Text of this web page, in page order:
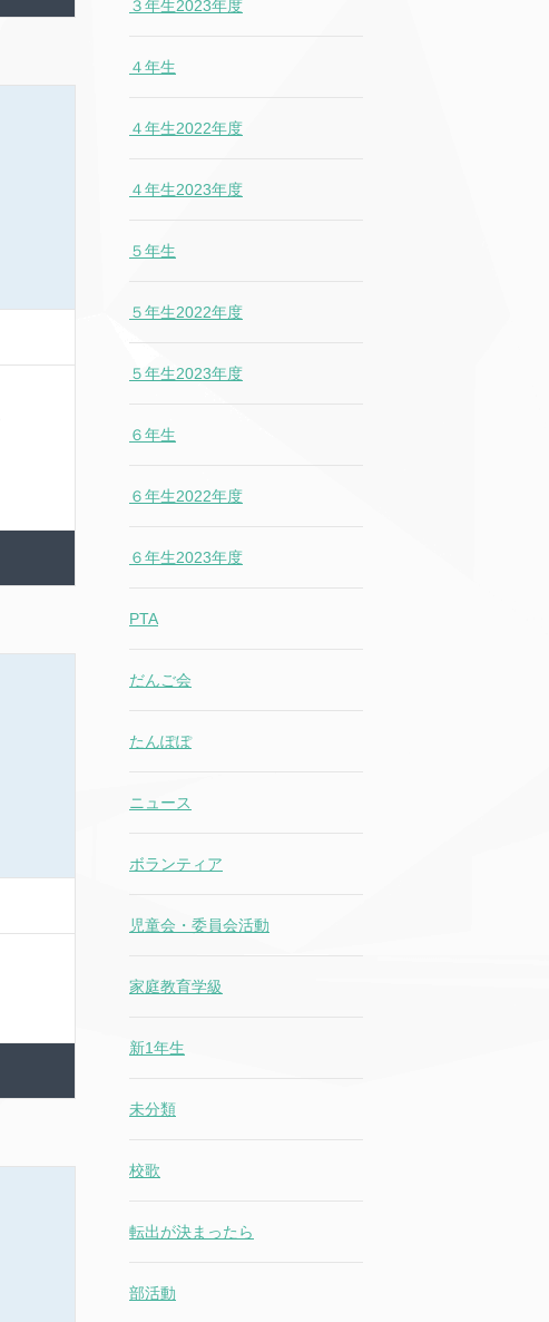
３年生2023年度
４年生
４年生2022年度
４年生2023年度
５年生
５年生2022年度
５年生2023年度
６年生
６年生2022年度
６年生2023年度
PTA
だんご会
たんぽぽ
ニュース
ボランティア
児童会・委員会活動
家庭教育学級
新1年生
未分類
校歌
転出が決まったら
部活動